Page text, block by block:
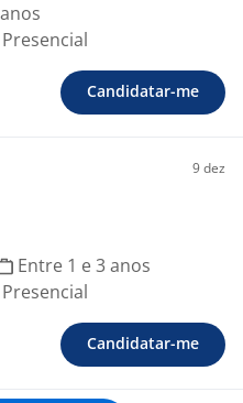
Presencial
Candidatar-me
9 dez
Entre 1 e 3 anos
Presencial
Candidatar-me